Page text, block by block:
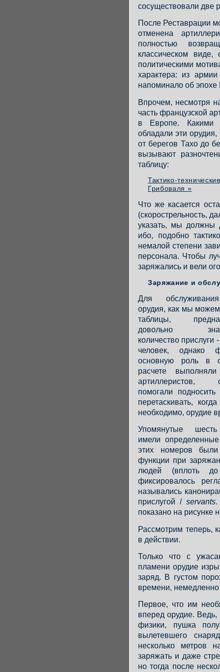
сосуществовали две
После Реставрации
отменена
полностью
классическом
политическими
характера: из
напоминало об
Впрочем, несмотря
часть французской
в Европе. Какими
обладали эти
от берегов Тахо до
вызывают
таблицу:
Тактико-
Грибоваля »
Что же касается
(скорострельность,
указать, мы должны
ибо, подобно
немалой степени
персонала. Чтобы
заряжались и вели
Заряжание и
Для
орудия, как мы можем
таблицы,
довольно
количество прислуги
человек, однако
основную роль в
расчете
артиллеристов,
помогали
перетаскивать,
необходимо, орудие
Упомянутые
имели
этих номеров были
функции при
людей (вплоть
фиксировалось
назывались
прислугой / servants.
показано на рисунке
Рассмотрим теперь,
в действии.
Только что с
пламени орудие
заряд. В густом
времени, немедленно
Первое, что им
вперед орудие. Ведь,
физики, пушка
вылетевшего
несколько метров
заряжать и даже
но тогда после